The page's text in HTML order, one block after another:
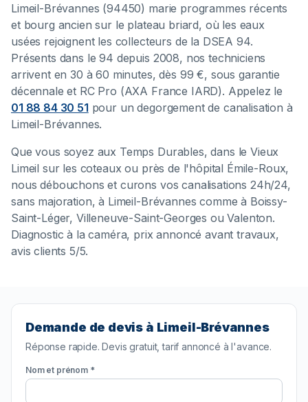
Limeil-Brévannes (94450) marie programmes récents
et bourg ancien sur le plateau briard, où les eaux
usées rejoignent les collecteurs de la DSEA 94.
Présents dans le 94 depuis 2008, nos techniciens
arrivent en 30 à 60 minutes, dès 99 €, sous garantie
décennale et RC Pro (AXA France IARD). Appelez le
01 88 84 30 51 pour un degorgement de canalisation à
Limeil-Brévannes.
Que vous soyez aux Temps Durables, dans le Vieux
Limeil sur les coteaux ou près de l'hôpital Émile-Roux,
nous débouchons et curons vos canalisations 24h/24,
sans majoration, à Limeil-Brévannes comme à Boissy-
Saint-Léger, Villeneuve-Saint-Georges ou Valenton.
Diagnostic à la caméra, prix annoncé avant travaux,
avis clients 5/5.
Demande de devis à Limeil-Brévannes
Réponse rapide. Devis gratuit, tarif annoncé à l'avance.
Nom et prénom *